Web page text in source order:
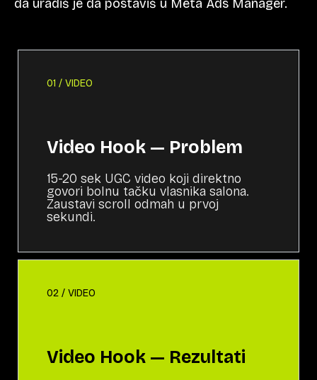
da uradiš je da postaviš u Meta Ads Manager.
01 / VIDEO
Video Hook — Problem
15-20 sek UGC video koji direktno
govori bolnu tačku vlasnika salona.
Zaustavi scroll odmah u prvoj
sekundi.
02 / VIDEO
Video Hook — Rezultati